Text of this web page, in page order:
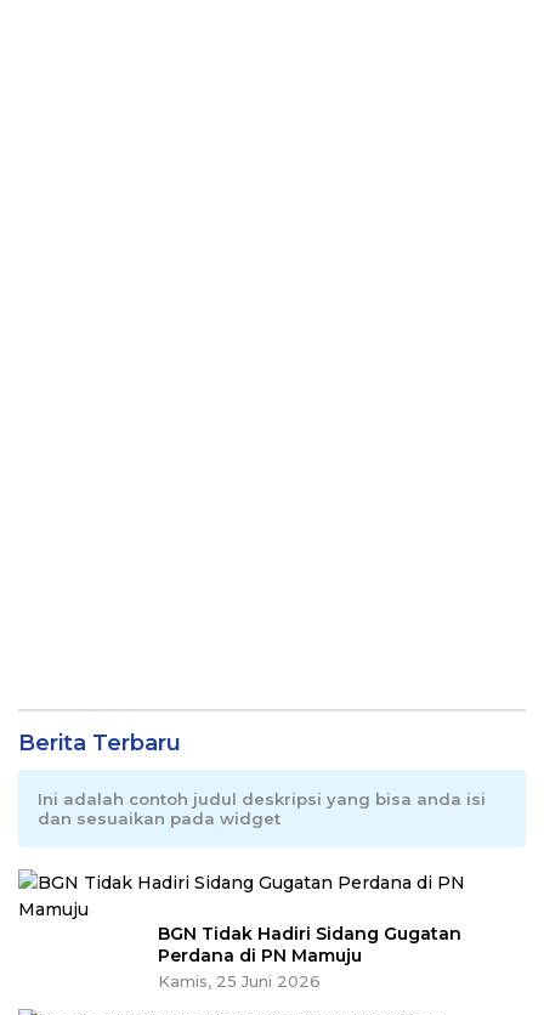
Berita Terbaru
Ini adalah contoh judul deskripsi yang bisa anda isi
dan sesuaikan pada widget
BGN Tidak Hadiri Sidang Gugatan
Perdana di PN Mamuju
Kamis, 25 Juni 2026